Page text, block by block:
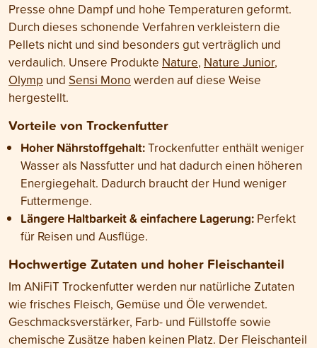
Presse ohne Dampf und hohe Temperaturen geformt.
Durch dieses schonende Verfahren verkleistern die
Pellets nicht und sind besonders gut verträglich und
verdaulich. Unsere Produkte Nature, Nature Junior,
Olymp und Sensi Mono werden auf diese Weise
hergestellt.
Vorteile von Trockenfutter
Hoher Nährstoffgehalt:Trockenfutter enthält weniger
Wasser als Nassfutter und hat dadurch einen höheren
Energiegehalt. Dadurch braucht der Hund weniger
Futtermenge.
Längere Haltbarkeit & einfachere Lagerung: Perfekt
für Reisen und Ausflüge.
Hochwertige Zutaten und hoher Fleischanteil
Im ANiFiT Trockenfutter werden nur natürliche Zutaten
wie frisches Fleisch, Gemüse und Öle verwendet.
Geschmacksverstärker, Farb- und Füllstoffe sowie
chemische Zusätze haben keinen Platz. Der Fleischanteil